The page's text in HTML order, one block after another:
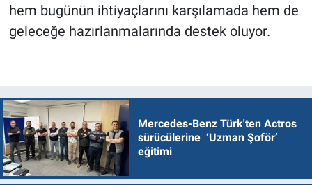
hem bugünün ihtiyaçlarını karşılamada hem de
geleceğe hazırlanmalarında destek oluyor.
Mercedes-Benz Türk'ten Actros
sürücülerine ‘Uzman Şoför’
eğitimi